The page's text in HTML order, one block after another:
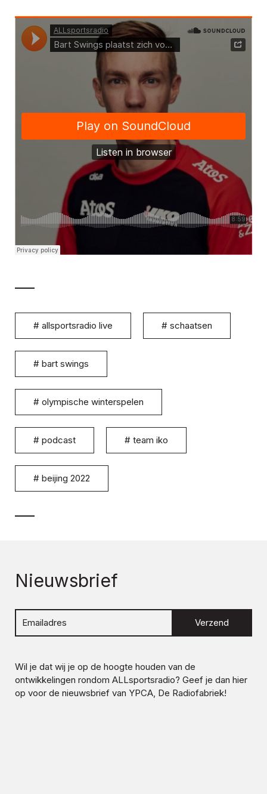
# allsportsradio live # schaatsen
# bart swings
# olympische winterspelen
# podcast # team iko
# beijing 2022
Nieuwsbrief
Verzend
Wil je dat wij je op de hoogte houden van de
ontwikkelingen rondom ALLsportsradio? Geef je dan hier
op voor de nieuwsbrief van YPCA, De Radiofabriek!